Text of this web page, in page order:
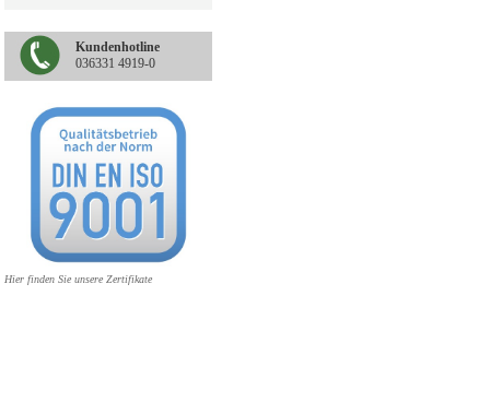
Kundenhotline
036331 4919-0
Hier finden Sie unsere Zertifikate